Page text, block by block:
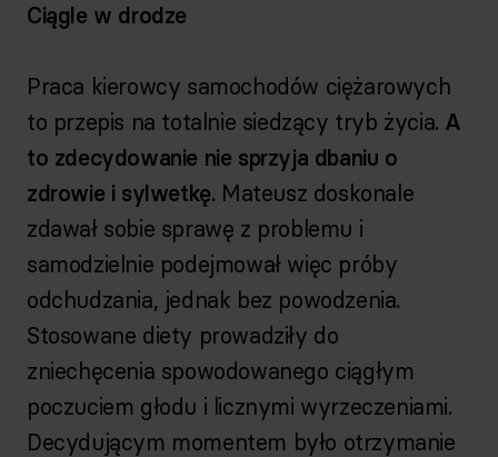
Ciągle w drodze
Praca kierowcy samochodów ciężarowych
to przepis na totalnie siedzący tryb życia. A
to zdecydowanie nie sprzyja dbaniu o
zdrowie i sylwetkę. Mateusz doskonale
zdawał sobie sprawę z problemu i
samodzielnie podejmował więc próby
odchudzania, jednak bez powodzenia.
Stosowane diety prowadziły do
zniechęcenia spowodowanego ciągłym
poczuciem głodu i licznymi wyrzeczeniami.
Decydującym momentem było otrzymanie